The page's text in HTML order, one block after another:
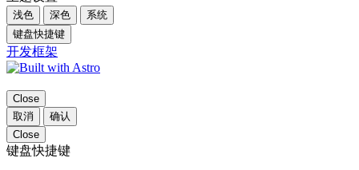
浅色 深色
系统
键盘快捷键
开发框架
Close
取消
确认
Close
键盘快捷键